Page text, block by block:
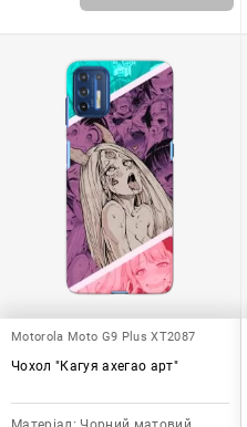
Motorola Moto G9 Plus XT2087
Чохол "Кагуя ахегао арт"